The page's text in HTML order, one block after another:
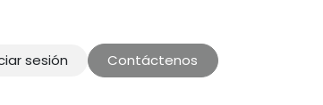
sesión Contáctenos